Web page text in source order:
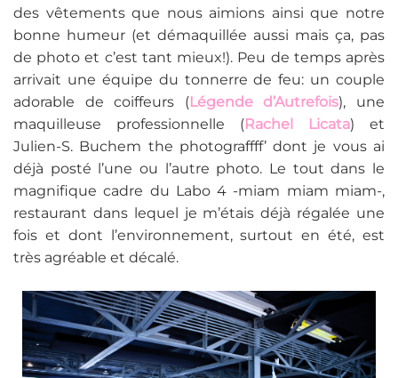
des vêtements que nous aimions ainsi que notre
bonne humeur (et démaquillée aussi mais ça, pas
de photo et c’est tant mieux!). Peu de temps après
arrivait une équipe du tonnerre de feu: un couple
adorable de coiffeurs (Légende d’Autrefois), une
maquilleuse professionnelle (Rachel Licata) et
Julien-S. Buchem the photograffff’ dont je vous ai
déjà posté l’une ou l’autre photo. Le tout dans le
magnifique cadre du Labo 4 -miam miam miam-,
restaurant dans lequel je m’étais déjà régalée une
fois et dont l’environnement, surtout en été, est
très agréable et décalé.